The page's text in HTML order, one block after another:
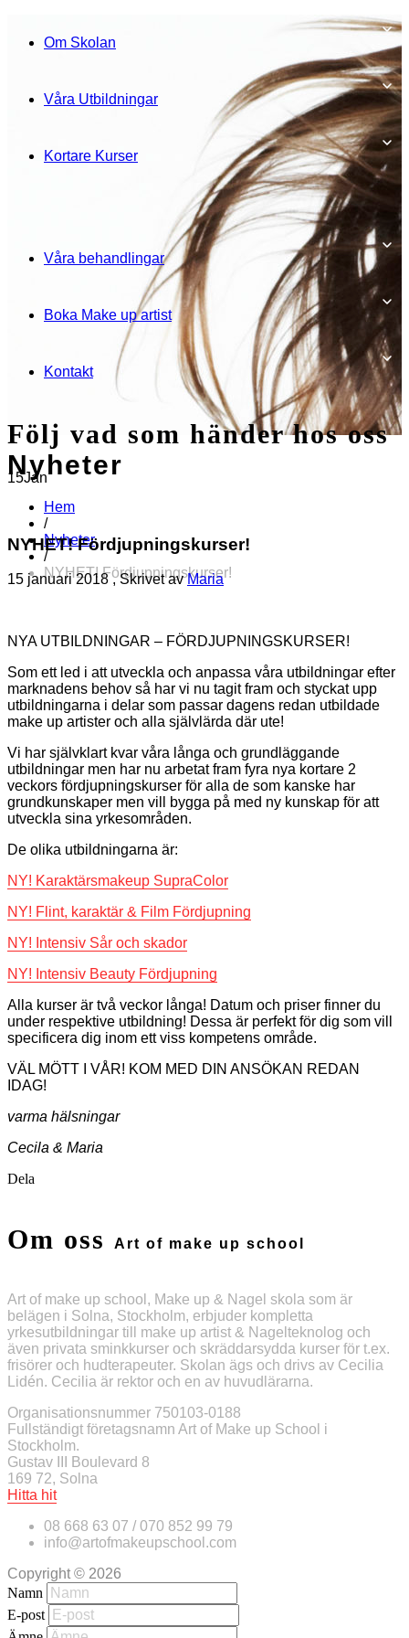
Om Skolan
Våra Utbildningar
Kortare Kurser
Våra behandlingar
Boka Make up artist
Kontakt
Följ vad som händer hos oss
Nyheter
Hem
/
Nyheter
/
NYHET! Fördjupningskurser!
15Jan
NYHET! Fördjupningskurser!
15 januari 2018, Skrivet avMaria
NYA UTBILDNINGAR – FÖRDJUPNINGSKURSER!
Som ett led i att utveckla och anpassa våra utbildningar efter
marknadens behov så har vi nu tagit fram och styckat upp
utbildningarna i delar som passar dagens redan utbildade
make up artister och alla självlärda där ute!
Vi har självklart kvar våra långa och grundläggande
utbildningar men har nu arbetat fram fyra nya kortare 2
veckors fördjupningskurser för alla de som kanske har
grundkunskaper men vill bygga på med ny kunskap för att
utveckla sina yrkesområden.
De olika utbildningarna är:
NY! Karaktärsmakeup SupraColor
NY! Flint, karaktär & Film Fördjupning
NY! Intensiv Sår och skador
NY! Intensiv Beauty Fördjupning
Alla kurser är två veckor långa! Datum och priser finner du
under respektive utbildning! Dessa är perfekt för dig som vill
specificera dig inom ett viss kompetens område.
VÄL MÖTT I VÅR! KOM MED DIN ANSÖKAN REDAN
IDAG!
varma hälsningar
Cecila & Maria
Dela
Om oss Art of make up school
Art of make up school, Make up & Nagel skola som är
belägen i Solna, Stockholm, erbjuder kompletta
yrkesutbildningar till make up artist & Nagelteknolog och
även privata sminkkurser och skräddarsydda kurser för t.ex.
frisörer och hudterapeuter. Skolan ägs och drivs av Cecilia
Lidén. Cecilia är rektor och en av huvudlärarna.
Organisationsnummer 750103-0188
Fullständigt företagsnamn Art of Make up School i
Stockholm.
Gustav III Boulevard 8
169 72, Solna
Hitta hit
08 668 63 07 / 070 852 99 79
info@artofmakeupschool.com
Copyright © 2026
Namn
E-post